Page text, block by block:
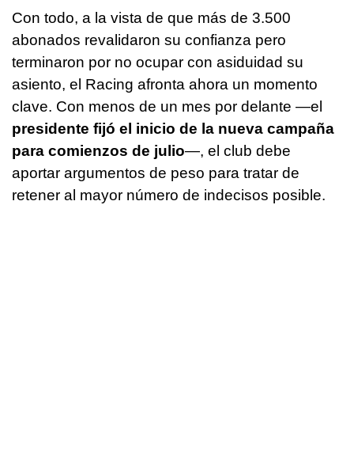
Con todo, a la vista de que más de 3.500
abonados revalidaron su confianza pero
terminaron por no ocupar con asiduidad su
asiento, el Racing afronta ahora un momento
clave. Con menos de un mes por delante —el
presidente fijó el inicio de la nueva campaña
para comienzos de julio—, el club debe
aportar argumentos de peso para tratar de
retener al mayor número de indecisos posible.